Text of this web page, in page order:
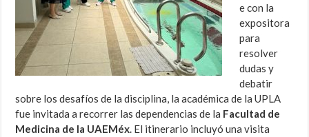
e con la
expositora
para
resolver
dudas y
debatir
sobre los desafíos de la disciplina, la académica de la UPLA
fue invitada a recorrer las dependencias de la Facultad de
Medicina de la UAEMéx. El itinerario incluyó una visita